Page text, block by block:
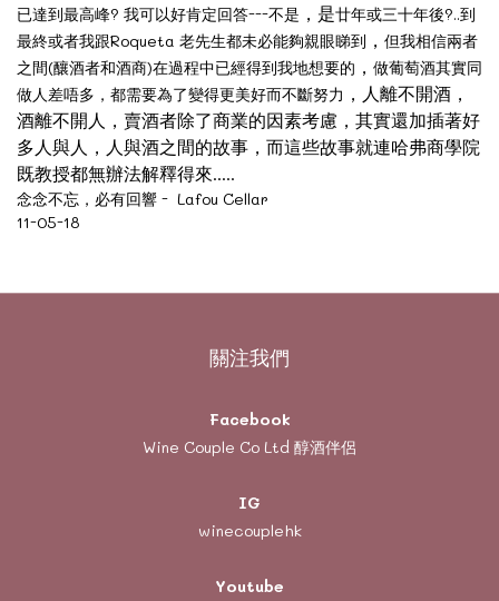
已達到最高峰? 我可以好肯定回答---不是 ，是廿年或三十年後?..到
最終或者我跟Roqueta 老先生都未必能夠親眼睇到 ， 但我相信兩者
之間(釀酒者和酒商)在過程中已經得到我地想要的 ， 做葡萄酒其實同
做人差唔多，都需要為了變得更美好而不斷努力 ，人離不開酒 ，
酒離不開人 ，賣酒者除了商業的因素考慮 ，其實還加插著好
多人與人 ， 人與酒之間的故事 ，而這些故事就連哈弗商學院
既教授都無辦法解釋得來.....
念念不忘，必有回響 - Lafou Cellar
11-05-18
關注我們
Facebook
Wine Couple Co Ltd 醇酒伴侶
IG
winecouplehk
Youtube